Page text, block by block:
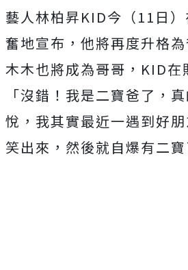
藝人林柏昇KID今（11日
奮地宣布，他將再度升格
木木也將成為哥哥，KID在
「沒錯！我是二寶爸了，
悅，我其實最近一遇到好
笑出來，然後就自爆有二寶